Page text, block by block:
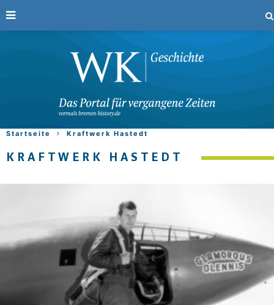
Startseite Kraftwerk Hastedt
KRAFTWERK HASTEDT